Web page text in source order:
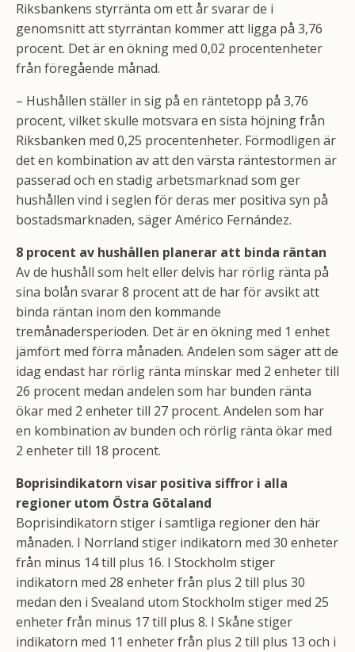
Riksbankens styrränta om ett år svarar de i
genomsnitt att styrräntan kommer att ligga på 3,76
procent. Det är en ökning med 0,02 procentenheter
från föregående månad.
– Hushållen ställer in sig på en räntetopp på 3,76
procent, vilket skulle motsvara en sista höjning från
Riksbanken med 0,25 procentenheter. Förmodligen är
det en kombination av att den värsta räntestormen är
passerad och en stadig arbetsmarknad som ger
hushållen vind i seglen för deras mer positiva syn på
bostadsmarknaden, säger Américo Fernández.
8 procent av hushållen planerar att binda räntan
Av de hushåll som helt eller delvis har rörlig ränta på
sina bolån svarar 8 procent att de har för avsikt att
binda räntan inom den kommande
tremånadersperioden. Det är en ökning med 1 enhet
jämfört med förra månaden. Andelen som säger att de
idag endast har rörlig ränta minskar med 2 enheter till
26 procent medan andelen som har bunden ränta
ökar med 2 enheter till 27 procent. Andelen som har
en kombination av bunden och rörlig ränta ökar med
2 enheter till 18 procent.
Boprisindikatorn visar positiva siffror i alla
regioner utom Östra Götaland
Boprisindikatorn stiger i samtliga regioner den här
månaden. I Norrland stiger indikatorn med 30 enheter
från minus 14 till plus 16. I Stockholm stiger
indikatorn med 28 enheter från plus 2 till plus 30
medan den i Svealand utom Stockholm stiger med 25
enheter från minus 17 till plus 8. I Skåne stiger
indikatorn med 11 enheter från plus 2 till plus 13 och i